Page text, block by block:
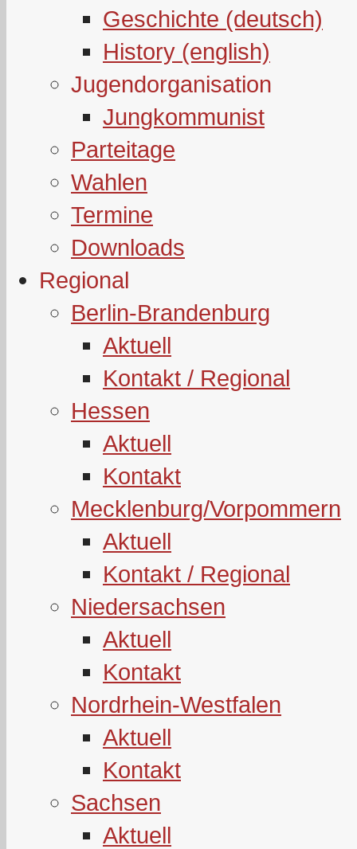
Geschichte (deutsch)
History (english)
Jugendorganisation
Jungkommunist
Parteitage
Wahlen
Termine
Downloads
Regional
Berlin-Brandenburg
Aktuell
Kontakt / Regional
Hessen
Aktuell
Kontakt
Mecklenburg/Vorpommern
Aktuell
Kontakt / Regional
Niedersachsen
Aktuell
Kontakt
Nordrhein-Westfalen
Aktuell
Kontakt
Sachsen
Aktuell